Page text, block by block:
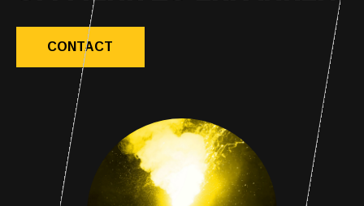
CONTACT